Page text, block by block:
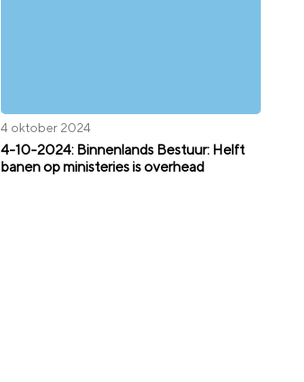
4 oktober 2024
4-10-2024: Binnenlands Bestuur: Helft
banen op ministeries is overhead